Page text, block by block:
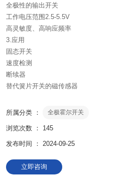
全极性的输出开关
工作电压范围2.5-5.5V
高灵敏度、高响应频率
3.应用
固态开关
速度检测
断续器
替代簧片开关的磁传感器
所属分类 ： 全极霍尔开关
浏览次数 ： 145
发布时间 ： 2024-09-25
立即咨询